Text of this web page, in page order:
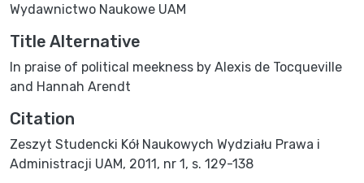
Wydawnictwo Naukowe UAM
Title Alternative
In praise of political meekness by Alexis de Tocqueville
and Hannah Arendt
Citation
Zeszyt Studencki Kół Naukowych Wydziału Prawa i
Administracji UAM, 2011, nr 1, s. 129-138